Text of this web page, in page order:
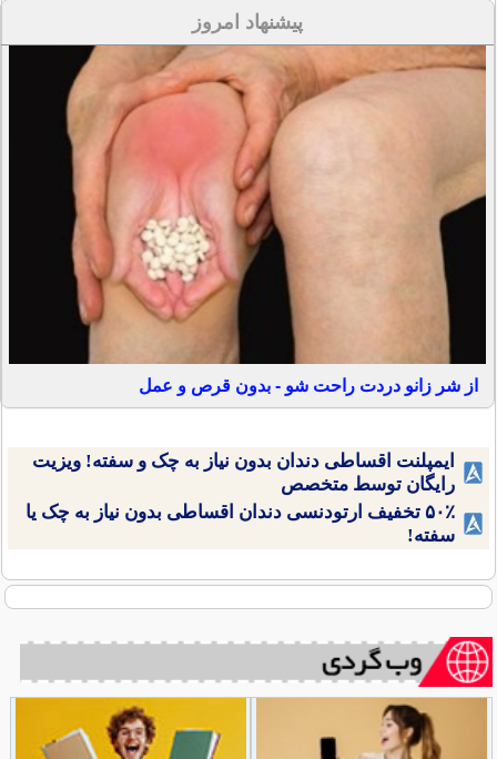
پیشنهاد امروز
از شر زانو دردت راحت شو - بدون قرص و عمل
ایمپلنت اقساطی دندان بدون نیاز به چک و سفته! ویزیت
رایگان توسط متخصص
۵۰٪ تخفیف ارتودنسی دندان اقساطی بدون نیاز به چک یا
سفته!